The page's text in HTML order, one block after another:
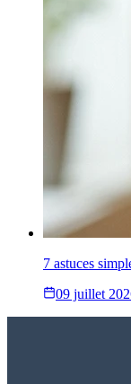
7 astuces
09 juillet